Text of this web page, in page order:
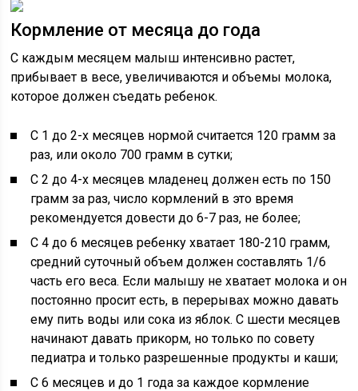
Кормление от месяца до года
С каждым месяцем малыш интенсивно растет,
прибывает в весе, увеличиваются и объемы молока,
которое должен съедать ребенок.
С 1 до 2-х месяцев нормой считается 120 грамм за
раз, или около 700 грамм в сутки;
С 2 до 4-х месяцев младенец должен есть по 150
грамм за раз, число кормлений в это время
рекомендуется довести до 6-7 раз, не более;
С 4 до 6 месяцев ребенку хватает 180-210 грамм,
средний суточный объем должен составлять 1/6
часть его веса. Если малышу не хватает молока и он
постоянно просит есть, в перерывах можно давать
ему пить воды или сока из яблок. С шести месяцев
начинают давать прикорм, но только по совету
педиатра и только разрешенные продукты и каши;
С 6 месяцев и до 1 года за каждое кормление